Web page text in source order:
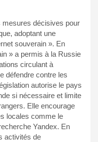
mesures décisives pour
adoptant une
souverain ». En
» a permis à la Russie
circulant à
défendre contre les
autorise le pays
si nécessaire et limite
Elle encourage
locales comme le
Yandex. En
activités de